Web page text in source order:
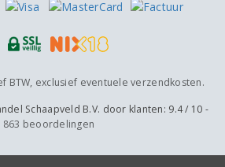
BTW, exclusief eventuele verzendkosten.
Schaapveld B.V. door klanten: 9.4/ 10 -
863 beoordelingen